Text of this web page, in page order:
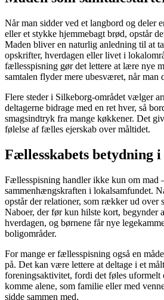
Når man sidder ved et langbord og deler
eller et stykke hjemmebagt brød, opstår
Maden bliver en naturlig anledning til at
opskrifter, hverdagen eller livet i
fællesspisning gør det lettere at lære nye
samtalen flyder mere ubesværet, når man
Flere steder i Silkeborg-området vælger
deltagerne bidrage med en ret hver, så
smagsindtryk fra mange køkkener. Det
følelse af fælles ejerskab over måltidet.
Fællesskabets betydning i
Fællesspisning handler ikke kun om mad
sammenhængskraften i lokalsamfundet.
opstår der relationer, som rækker ud over
Naboer, der før kun hilste kort, begynder
hverdagen, og børnene får nye
boligområder.
For mange er fællesspisning også en
på. Det kan være lettere at deltage i et
foreningsaktivitet, fordi det føles uformelt
komme alene, som familie eller med
sidde sammen med.